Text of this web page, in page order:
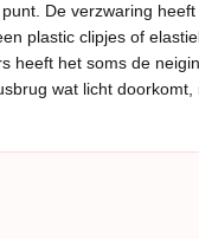
De verzwaring
plastic clipjes of
heeft het soms de
wat licht